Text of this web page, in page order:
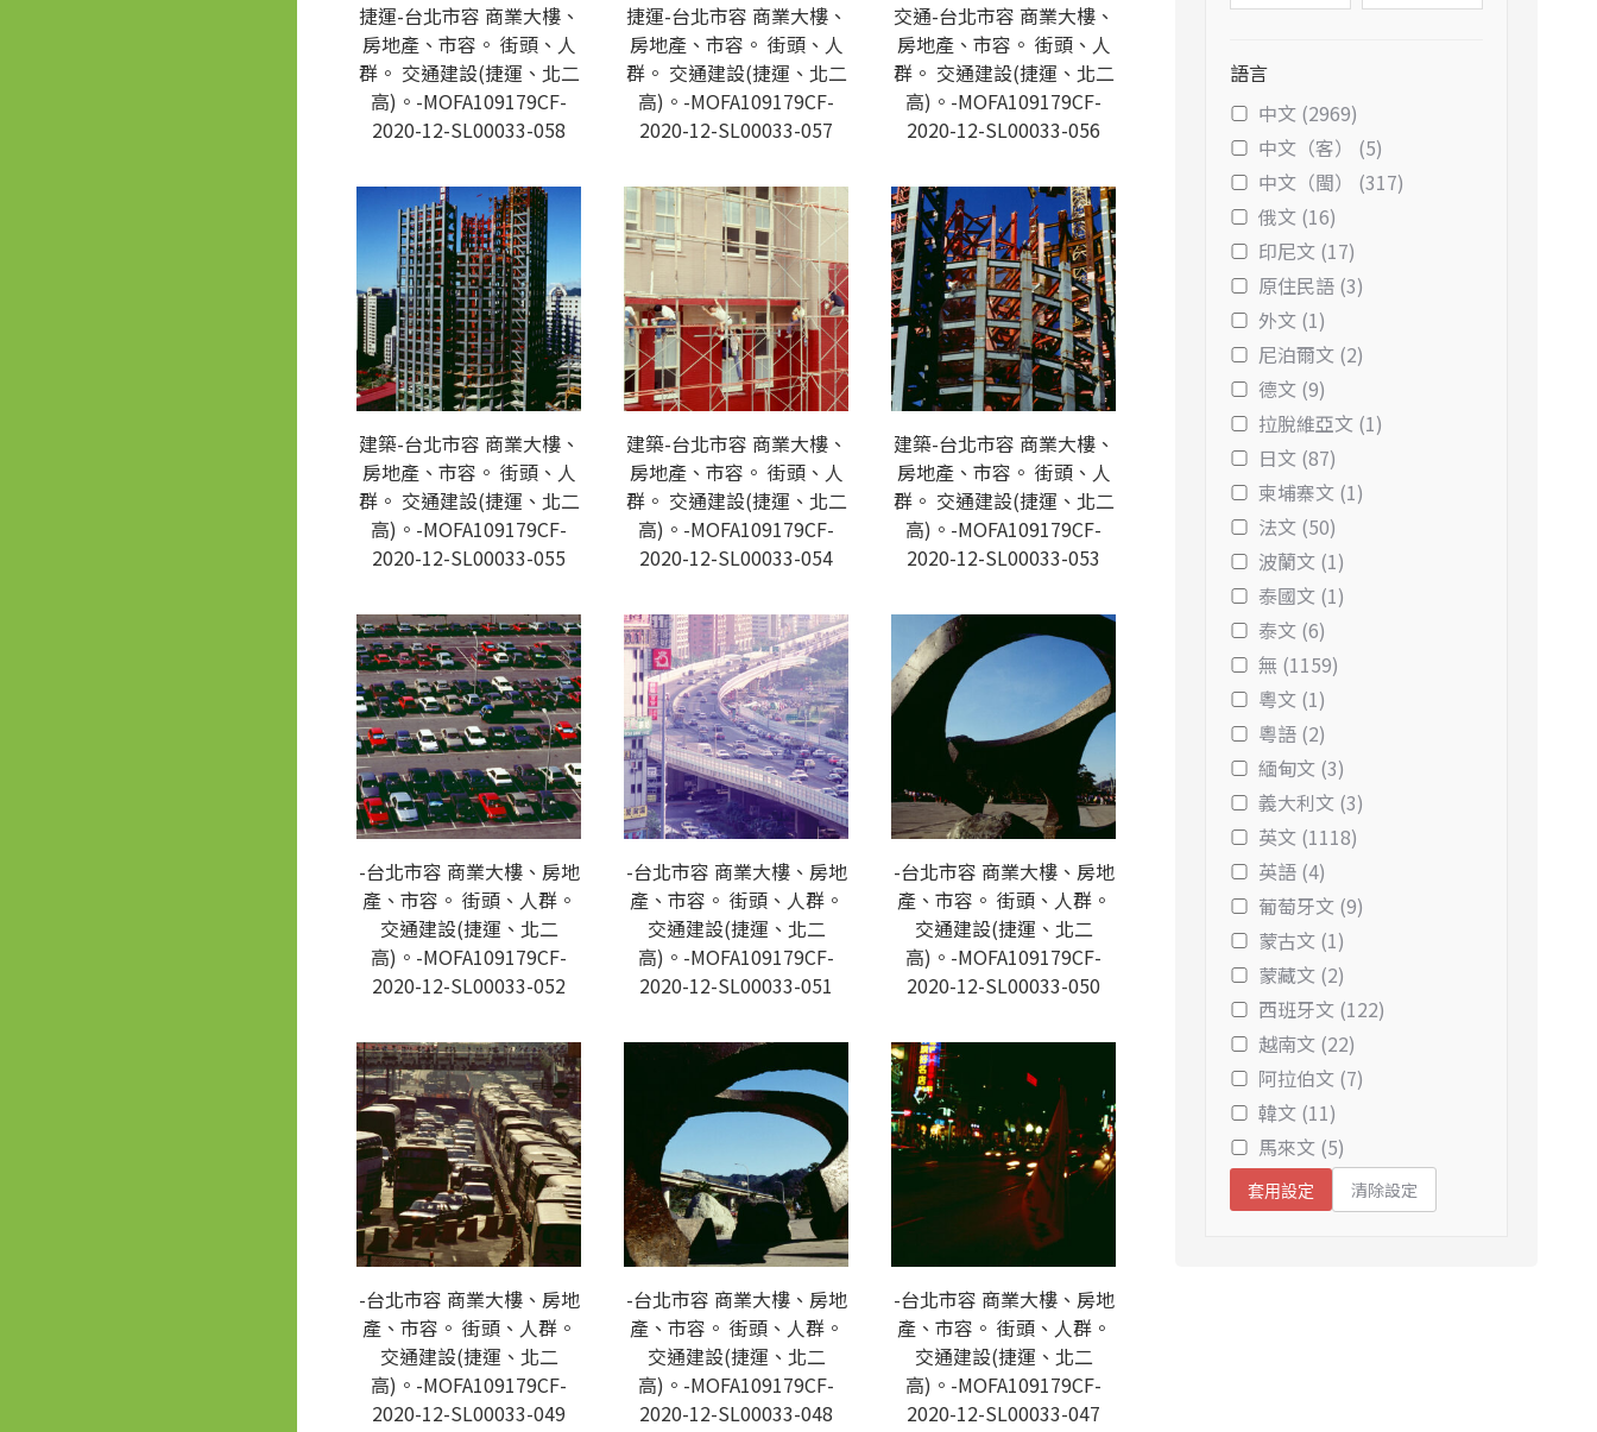
捷運-台北市容 商業大樓、
房地產、市容。 街頭、人
群。 交通建設(捷運、北二
高)。-MOFA109179CF-
2020-12-SL00033-058
捷運-台北市容 商業大樓、
房地產、市容。 街頭、人
群。 交通建設(捷運、北二
高)。-MOFA109179CF-
2020-12-SL00033-057
交通-台北市容 商業大樓、
房地產、市容。 街頭、人
群。 交通建設(捷運、北二
高)。-MOFA109179CF-
2020-12-SL00033-056
建築-台北市容 商業大樓、
房地產、市容。 街頭、人
群。 交通建設(捷運、北二
高)。-MOFA109179CF-
2020-12-SL00033-055
建築-台北市容 商業大樓、
房地產、市容。 街頭、人
群。 交通建設(捷運、北二
高)。-MOFA109179CF-
2020-12-SL00033-054
建築-台北市容 商業大樓、
房地產、市容。 街頭、人
群。 交通建設(捷運、北二
高)。-MOFA109179CF-
2020-12-SL00033-053
-台北市容 商業大樓、房地
產、市容。 街頭、人群。
交通建設(捷運、北二
高)。-MOFA109179CF-
2020-12-SL00033-052
-台北市容 商業大樓、房地
產、市容。 街頭、人群。
交通建設(捷運、北二
高)。-MOFA109179CF-
2020-12-SL00033-051
-台北市容 商業大樓、房地
產、市容。 街頭、人群。
交通建設(捷運、北二
高)。-MOFA109179CF-
2020-12-SL00033-050
-台北市容 商業大樓、房地
產、市容。 街頭、人群。
交通建設(捷運、北二
高)。-MOFA109179CF-
2020-12-SL00033-049
-台北市容 商業大樓、房地
產、市容。 街頭、人群。
交通建設(捷運、北二
高)。-MOFA109179CF-
2020-12-SL00033-048
-台北市容 商業大樓、房地
產、市容。 街頭、人群。
交通建設(捷運、北二
高)。-MOFA109179CF-
2020-12-SL00033-047
語言
中文 (2969)
中文（客） (5)
中文（閩） (317)
俄文 (16)
印尼文 (17)
原住民語 (3)
外文 (1)
尼泊爾文 (2)
德文 (9)
拉脫維亞文 (1)
日文 (87)
柬埔寨文 (1)
法文 (50)
波蘭文 (1)
泰國文 (1)
泰文 (6)
無 (1159)
粵文 (1)
粵語 (2)
緬甸文 (3)
義大利文 (3)
英文 (1118)
英語 (4)
葡萄牙文 (9)
蒙古文 (1)
蒙藏文 (2)
西班牙文 (122)
越南文 (22)
阿拉伯文 (7)
韓文 (11)
馬來文 (5)
套用設定 清除設定